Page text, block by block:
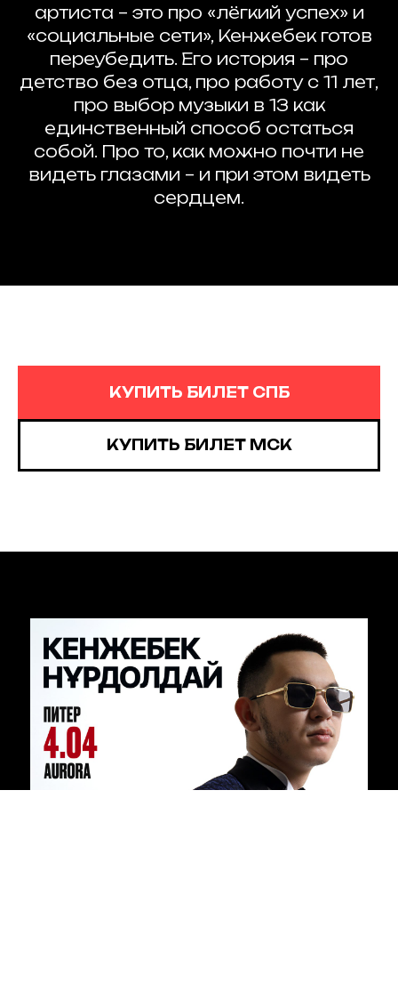
артиста – это про «лёгкий успех» и
«социальные сети», Кенжебек готов
переубедить. Его история – про
детство без отца, про работу с 11 лет,
про выбор музыки в 13 как
единственный способ остаться
собой. Про то, как можно почти не
видеть глазами – и при этом видеть
сердцем.
КУПИТЬ БИЛЕТ СПБ
КУПИТЬ БИЛЕТ МСК